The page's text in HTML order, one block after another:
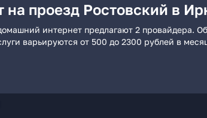
проезд Ростовский в
интернет предлагают 2 провайдера.
варьируются от 500 до 2300 рублей в